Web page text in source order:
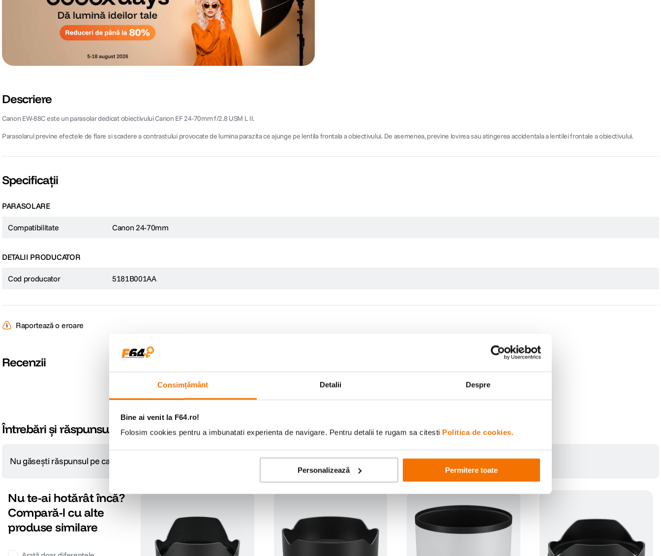
Consimțământ Detalii Despre
Bine ai venit la F64.ro!
Folosim cookies pentru a imbunatati experienta de navigare. Pentru detalii te rugam sa citesti Politica de cookies.
Personalizează Permitere toate
Descriere
Canon EW-88C este un parasolar dedicat obiectivului Canon EF 24-70mm f/2.8 USM L II.
Parasolarul previne efectele de flare si scadere a contrastului provocate de lumina parazita ce ajunge pe lentila frontala a obiectivului. De asemenea, previne lovirea sau atingerea accidentala a lentilei frontale a obiectivului.
Specificații
PARASOLARE
Compatibilitate Canon 24-70mm
DETALII PRODUCATOR
Cod producator 5181B001AA
Raportează o eroare
Recenzii
Întrebări și răspunsuri
Nu găsești răspunsul pe care îl cauți?
Nu te-ai hotărât încă?
Compară-l cu alte
produse similare